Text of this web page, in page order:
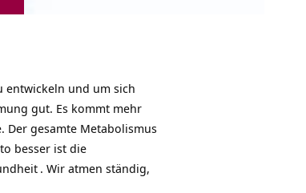
entwickeln und um sich
gut. Es kommt mehr
Der gesamte Metabolismus
besser ist die
. Wir atmen ständig,